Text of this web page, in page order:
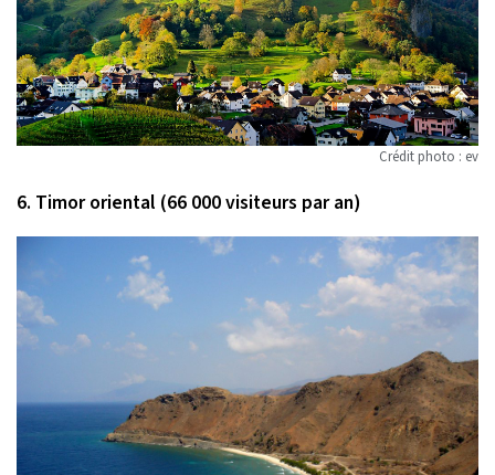
Crédit photo : ev
6. Timor oriental (66 000 visiteurs par an)